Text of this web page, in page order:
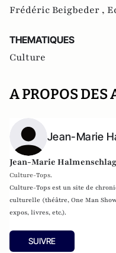
Frédéric Beigbeder ,
THEMATIQUES
Culture
A PROPOS DES
Jean-Marie
Jean-Marie
Culture-Tops.
Culture-Tops est un site de
culturelle (théâtre, One Man
expos, livres, etc.).
SUIVRE